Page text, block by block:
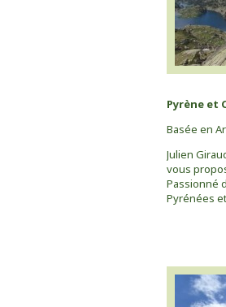
Pyrène et
Basée en
Julien
vous
Passionné
Pyrénées